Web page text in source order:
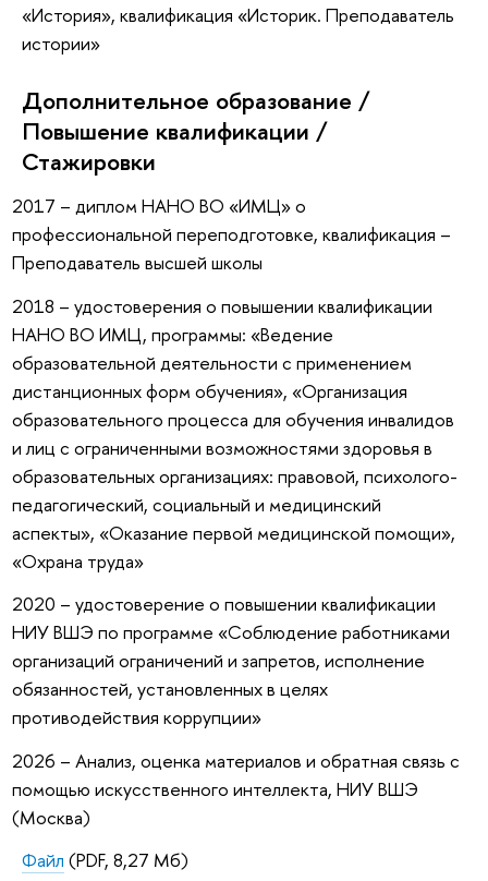
«История», квалификация «Историк. Преподаватель
истории»
Дополнительное образование /
Повышение квалификации /
Стажировки
2017 – диплом НАНО ВО «ИМЦ» о
профессиональной переподготовке, квалификация –
Преподаватель высшей школы
2018 – удостоверения о повышении квалификации
НАНО ВО ИМЦ, программы: «Ведение
образовательной деятельности с применением
дистанционных форм обучения», «Организация
образовательного процесса для обучения инвалидов
и лиц с ограниченными возможностями здоровья в
образовательных организациях: правовой, психолого-
педагогический, социальный и медицинский
аспекты», «Оказание первой медицинской помощи»,
«Охрана труда»
2020 – удостоверение о повышении квалификации
НИУ ВШЭ по программе «Соблюдение работниками
организаций ограничений и запретов, исполнение
обязанностей, установленных в целях
противодействия коррупции»
2026 – Анализ, оценка материалов и обратная связь с
помощью искусственного интеллекта, НИУ ВШЭ
(Москва)
Файл (PDF, 8,27 Мб)